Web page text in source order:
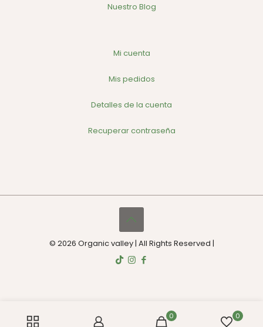
Nuestro Blog
Mi cuenta
Mis pedidos
Detalles de la cuenta
Recuperar contraseña
© 2026 Organic valley | All Rights Reserved |
0 0